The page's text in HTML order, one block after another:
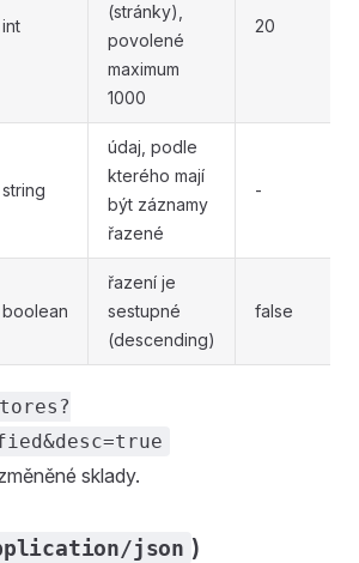
int
(stránky),
povolené
maximum
1000
20
string
údaj, podle
kterého mají
být záznamy
řazené
-
boolean
řazení je
sestupné
(descending)
false
sklady.
json )